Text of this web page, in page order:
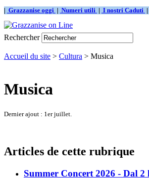
| Grazzanise oggi | Numeri utili | I nostri Caduti |
Rechercher
Accueil du site > Cultura > Musica
Musica
Dernier ajout : 1er juillet.
Articles de cette rubrique
Summer Concert 2026 - Dal